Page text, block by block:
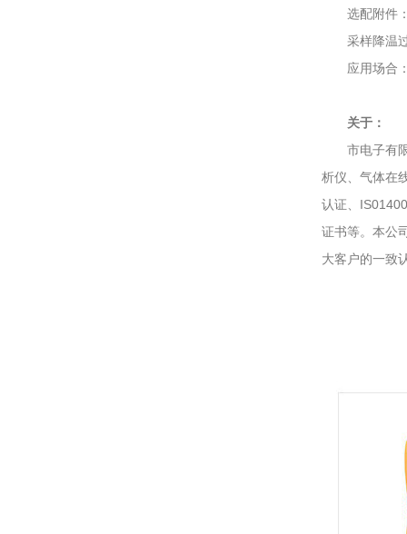
选配附件：
采样降温过
应用场合：
关于：
市电子有限
析仪、气体在
认证、
证书等。本公
大客户的一致